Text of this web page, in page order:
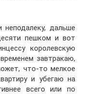
дальше
пешком и вот
королевскую
завтракаю,
что-то мелкое
и убегаю на
всего или по